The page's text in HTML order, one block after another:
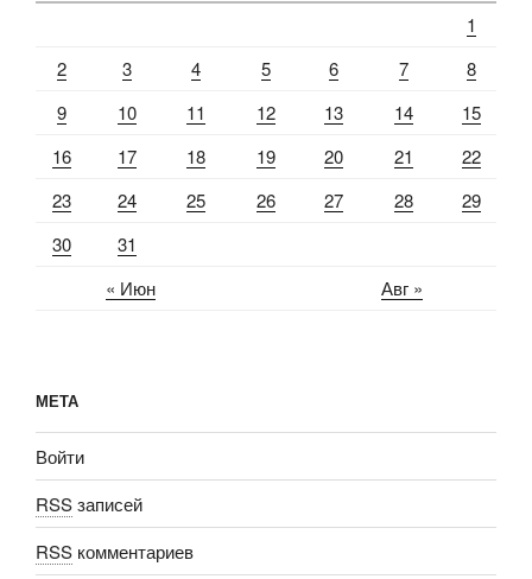
« Июн Авг »
1
2
3 4 5 6 7
8
9
10 11 12 13 14
15
16
17 18 19 20 21
22
23
24 25 26 27 28
29
30
31
МЕТА
Войти
RSSзаписей
RSS комментариев